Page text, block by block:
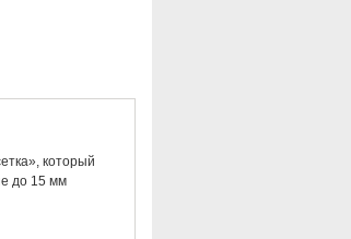
который
до 15 мм